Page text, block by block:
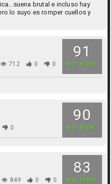
brutal e incluso hay
lo suyo es romper cuellos y
91
MUY BUENO
712 0 0
90
MUY BUENO
0
83
MUY BUENO
849 0 0